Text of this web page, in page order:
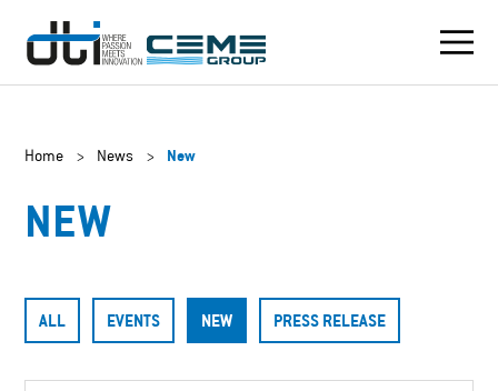
Home > News > New
NEW
ALL EVENTS NEW PRESS RELEASE